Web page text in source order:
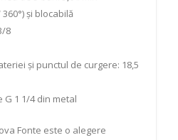
şi blocabilă
8
și punctul de curgere: 18,5
G 1 1/4 din metal
Fonte este o alegere